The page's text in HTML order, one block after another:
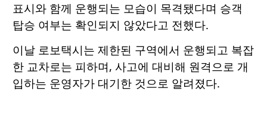
표시와 함께 운행되는 모습이 목격됐다며 승객
탑승 여부는 확인되지 않았다고 전했다.
이날 로보택시는 제한된 구역에서 운행되고 복잡
한 교차로는 피하며, 사고에 대비해 원격으로 개
입하는 운영자가 대기한 것으로 알려졌다.